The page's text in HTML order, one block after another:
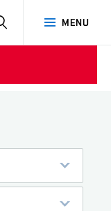
MENU